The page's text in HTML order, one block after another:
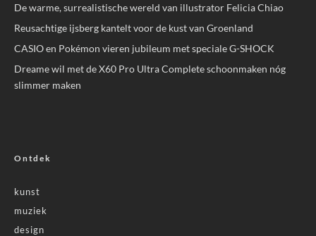
De warme, surrealistische wereld van illustrator Felicia Chiao
Reusachtige ijsberg kantelt voor de kust van Groenland
CASIO en Pokémon vieren jubileum met speciale G-SHOCK
Dreame wil met de X60 Pro Ultra Complete schoonmaken nóg
slimmer maken
Ontdek
kunst
muziek
design